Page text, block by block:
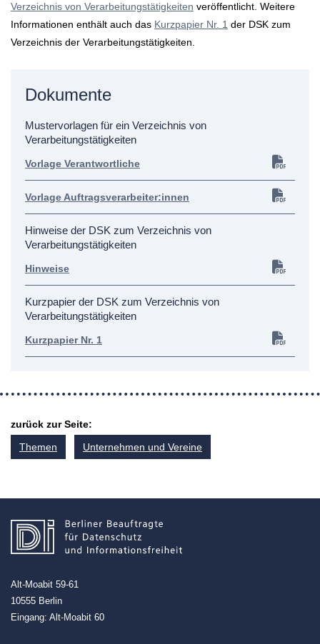
Verzeichnis von Verarbeitungstätigkeiten veröffentlicht. Weitere
Informationen enthält auch das Kurzpapier Nr. 1 der DSK zum
Verzeichnis der Verarbeitungstätigkeiten.
Dokumente
Mustervorlagen für ein Verzeichnis von
Verarbeitungstätigkeiten
Vorlage Verantwortliche
Vorlage Auftragsverarbeiter:innen
Hinweise der DSK zum Verzeichnis von
Verarbeitungstätigkeiten
Hinweise
Kurzpapier der DSK zum Verzeichnis von
Verarbeitungstätigkeiten
Kurzpapier Nr. 1
zurück zur Seite:
Themen
Unternehmen und Vereine
Alt-Moabit 59-61
10555 Berlin
Eingang: Alt-Moabit 60